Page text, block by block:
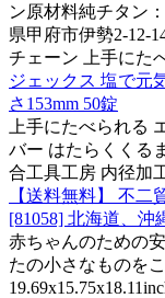
ン原材料純チタン
県甲府市伊勢2-12-
チェーン 上手にた
ジェックス 塩で元
さ153mm 50錠
上手にたべられる
バー はたらくくる
合工具工房 内径加
【送料無料】 不二
[81058] 北海道、沖
赤ちゃんのための
たの小さなものを